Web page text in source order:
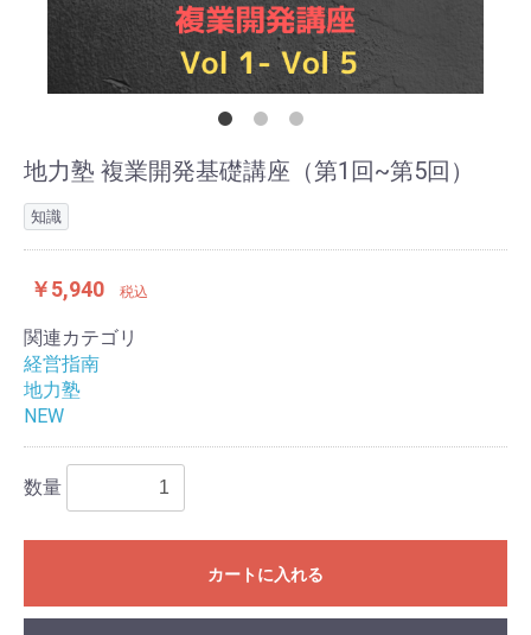
地力塾 複業開発基礎講座（第1回~第5回）
知識
￥5,940 税込
関連カテゴリ
経営指南
地力塾
NEW
数量
カートに入れる